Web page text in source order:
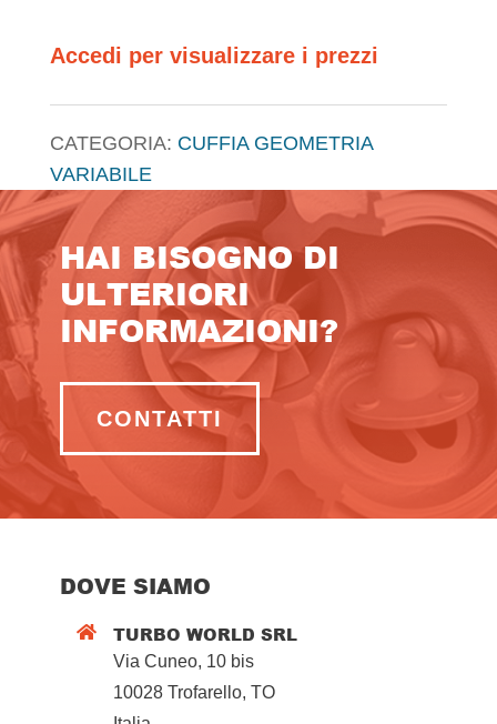
Accedi per visualizzare i prezzi
CATEGORIA: CUFFIA GEOMETRIA
VARIABILE
HAI BISOGNO DI
ULTERIORI
INFORMAZIONI?
CONTATTI
DOVE SIAMO
 TURBO WORLD SRL
Via Cuneo, 10 bis
10028 Trofarello, TO